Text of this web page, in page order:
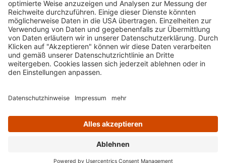
anmelden & ausleihen
Ausbildung & Karriere
Impressum Datenschutz Barrierefreiheit
literaturportal-bayern.de